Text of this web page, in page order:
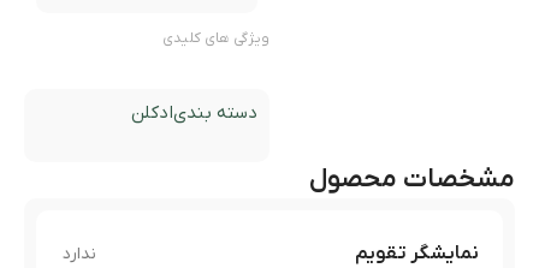
ویژگی های کلیدی
دسته بندیادکلن
مشخصات محصول
نمایشگر تقویم ندارد